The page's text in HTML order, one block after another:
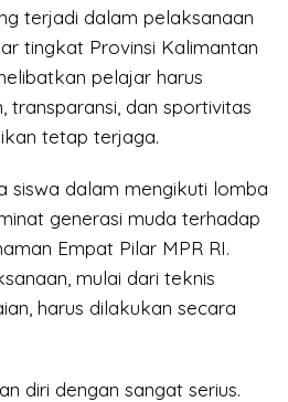
terjadi dalam pelaksanaan
tingkat Provinsi Kalimantan
pelajar harus
transparansi, dan sportivitas
tetap terjaga.
siswa dalam mengikuti lomba
generasi muda terhadap
Empat Pilar MPR RI.
mulai dari teknis
harus dilakukan secara
diri dengan sangat serius.